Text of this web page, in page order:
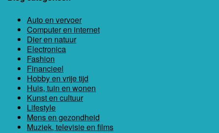
Auto en vervoer
Computer en internet
Dier en natuur
Electronica
Fashion
Financieel
Hobby en vrije tijd
Huis, tuin en wonen
Kunst en cultuur
Lifestyle
Mens en gezondheid
Muziek, televisie en films